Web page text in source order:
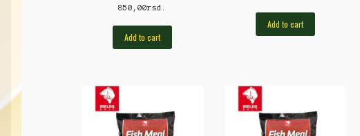
850,00rsd.
Add to cart
Add to cart